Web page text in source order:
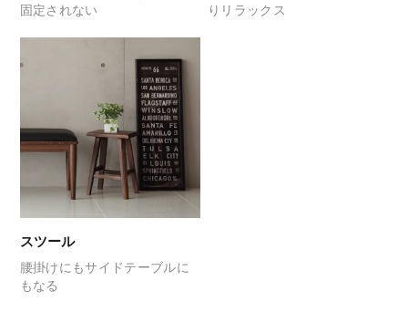
固定されない
りリラックス
スツール
腰掛けにもサイドテーブルに
もなる